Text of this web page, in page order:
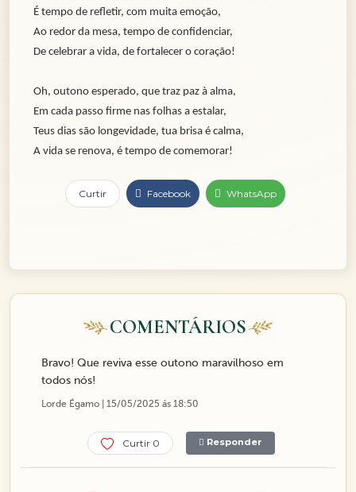
É tempo de refletir, com muita emoção,
Ao redor da mesa, tempo de confidenciar,
De celebrar a vida, de fortalecer o coração!
Oh, outono esperado, que traz paz à alma,
Em cada passo firme nas folhas a estalar,
Teus dias são longevidade, tua brisa é calma,
A vida se renova, é tempo de comemorar!
Curtir Facebook WhatsApp
COMENTÁRIOS
Bravo! Que reviva esse outono maravilhoso em
todos nós!
Lorde Égamo | 15/05/2025 ás 18:50
Curtir 0 Responder